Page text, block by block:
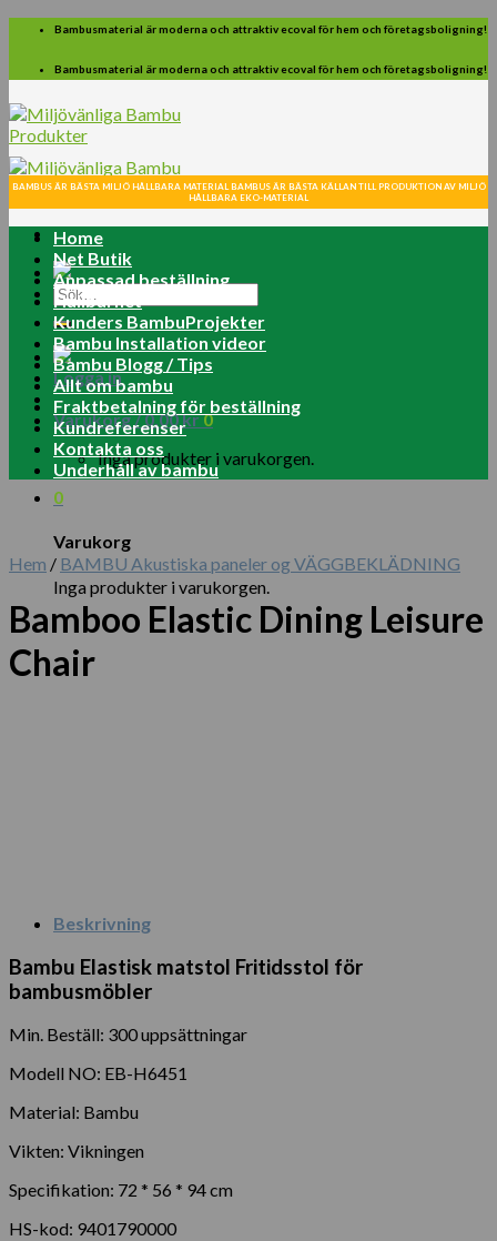
Skip
content
Bambusmaterial är moderna och attraktiv ecoval för hem och företagsboligning!
Bambusmaterial är moderna och attraktiv ecoval för hem och företagsboligning!
Sök
efter:
Logga in
Varukorg /0.00kr0
Inga produkter i varukorgen.
0
Varukorg
Inga produkter i varukorgen.
BAMBUS ÄR BÄSTA MILJÖ HÅLLBARA MATERIAL BAMBUS ÄR BÄSTA KÄLLAN TILL PRODUKTION AV MILJÖ
HÅLLBARA EKO-MATERIAL
Home
Net Butik
Anpassad beställning
Hållbarhet
Kunders BambuProjekter
Bambu Installation videor
Bambu Blogg / Tips
Allt om bambu
Fraktbetalning för beställning
Kundreferenser
Kontakta oss
Underhåll av bambu
Hem / BAMBU Akustiska paneler og VÄGGBEKLÄDNING
Bamboo Elastic Dining Leisure
Chair
Beskrivning
Bambu Elastisk matstol Fritidsstol för
bambusmöbler
Min. Beställ: 300 uppsättningar
Modell NO: EB-H6451
Material: Bambu
Vikten: Vikningen
Specifikation: 72 * 56 * 94 cm
HS-kod: 9401790000